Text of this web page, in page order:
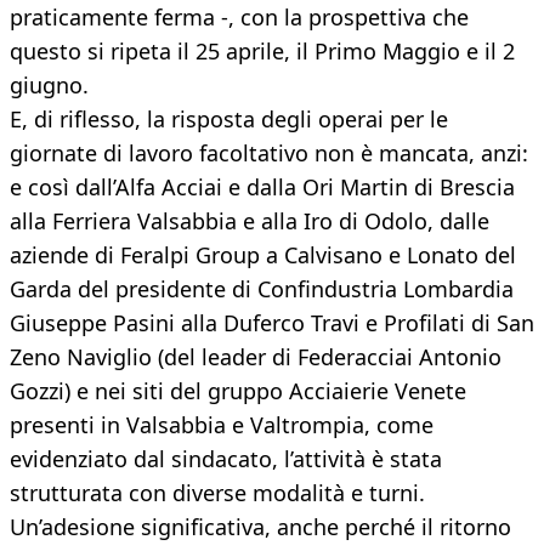
praticamente ferma -, con la prospettiva che
questo si ripeta il 25 aprile, il Primo Maggio e il 2
giugno.
E, di riflesso, la risposta degli operai per le
giornate di lavoro facoltativo non è mancata, anzi:
e così dall’Alfa Acciai e dalla Ori Martin di Brescia
alla Ferriera Valsabbia e alla Iro di Odolo, dalle
aziende di Feralpi Group a Calvisano e Lonato del
Garda del presidente di Confindustria Lombardia
Giuseppe Pasini alla Duferco Travi e Profilati di San
Zeno Naviglio (del leader di Federacciai Antonio
Gozzi) e nei siti del gruppo Acciaierie Venete
presenti in Valsabbia e Valtrompia, come
evidenziato dal sindacato, l’attività è stata
strutturata con diverse modalità e turni.
Un’adesione significativa, anche perché il ritorno